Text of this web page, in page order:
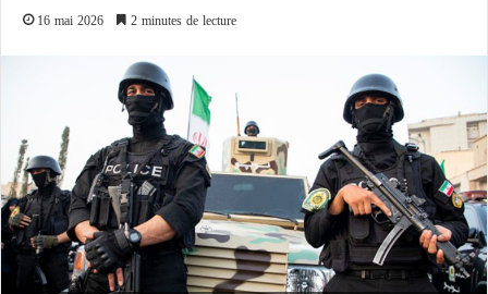
16 mai 2026 2 minutes de lecture